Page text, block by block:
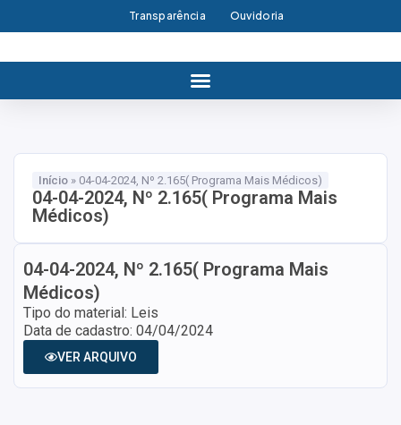
Transparência Ouvidoria
Início » 04-04-2024, Nº 2.165( Programa Mais Médicos)
04-04-2024, Nº 2.165( Programa Mais
Médicos)
04-04-2024, Nº 2.165( Programa Mais
Médicos)
Tipo do material: Leis
Data de cadastro: 04/04/2024
VER ARQUIVO